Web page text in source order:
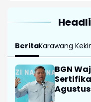
BeritaKarawang
BGN
Agustus